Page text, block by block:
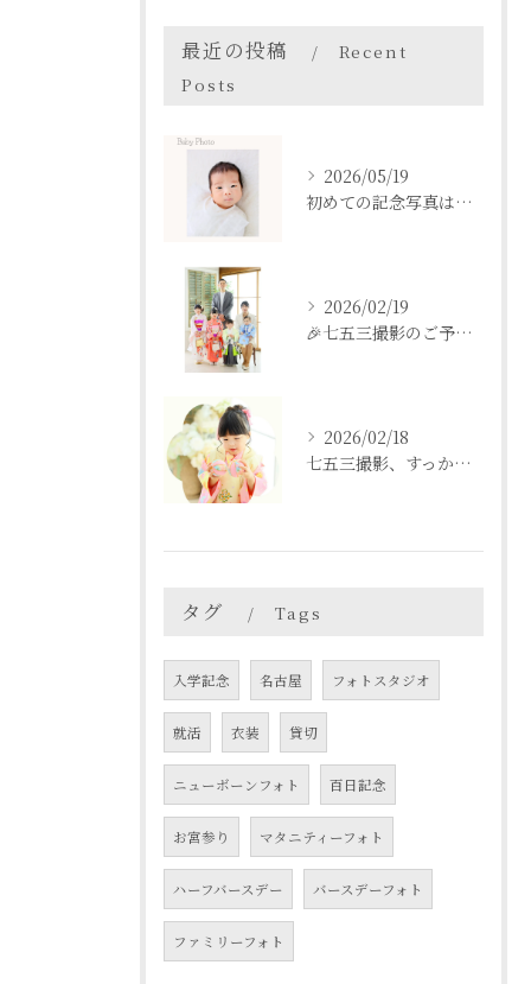
最近の投稿
Recent
Posts
2026/05/19
初めての記念写真はは、DEAR STUDIOで。
2026/02/19
🎉七五三撮影のご予約をご検討中の方へ🎉
2026/02/18
七五三撮影、すっかり忘れてた💦という方も
タグ Tags
入学記念 名古屋 フォトスタジオ
就活 衣装 貸切
ニューボーンフォト 百日記念
お宮参り マタニティーフォト
ハーフバースデー バースデーフォト
ファミリーフォト